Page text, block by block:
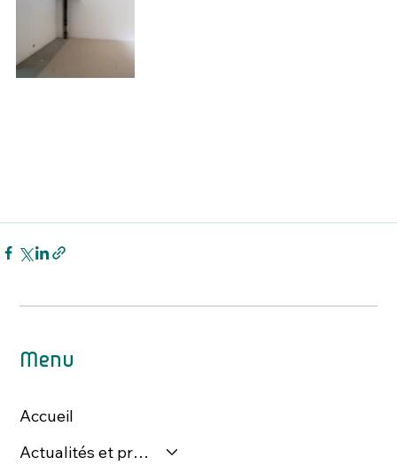
Menu
Accueil
Actualités et presse